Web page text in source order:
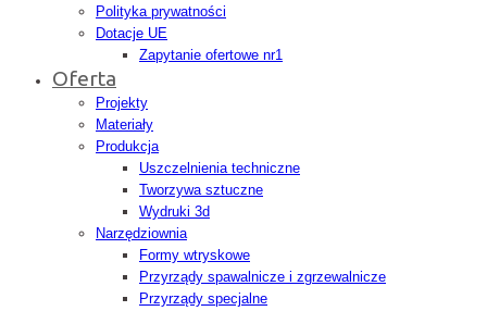
Polityka prywatności
Dotacje UE
Zapytanie ofertowe nr1
Oferta
Projekty
Materiały
Produkcja
Uszczelnienia techniczne
Tworzywa sztuczne
Wydruki 3d
Narzędziownia
Formy wtryskowe
Przyrządy spawalnicze i zgrzewalnicze
Przyrządy specjalne